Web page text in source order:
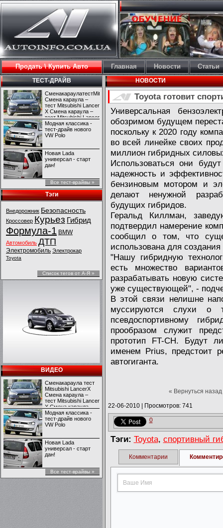
Продать \ Купить Авто Главная Новости Статьи
ТЕСТ-ДРАЙВ
СменакараулатестMitsubishiLancerX
Смена караула –
тест Mitsubishi Lancer
X Смена караула –
тест Mitsubishi Lancer
X
Модная классика -
тест-драйв нового
VW Polo
Новая Lada
универсал - старт
дан!
Все тест-врайвы »
Тэги
Внедорожник Безопасность
Кроссовер Курьез Гибрид
Формула-1 BMW
Автомобиль ДТП
Электромобиль Электрокар
Toyota
Список тегов от А-Я »
ВИДЕО
Сменакараула тест
Mitsubishi LancerX
Смена караула –
тест Mitsubishi Lancer
X Смена караула –
тест Mitsubishi Lancer
X
Модная классика -
тест-драйв нового
VW Polo
Новая Lada
универсал - старт
дан!
Все тест-врайвы »
НОВОСТИ
Toyota готовит
Универсальная
обозримом будущем
поскольку к 2020 году
во всей линейке своих
миллион гибридных
Использоваться они
надежность и
бензиновым мотором и
делают ненужной
будущих гибридов.
Геральд Киллман,
подтвердил намерение
сообщил о том, что
использована для
"Нашу гибридную
есть множество
разрабатывать новую
уже существующей", -
В этой связи нелишне
муссируются слухи о
псевдоспортивному
прообразом служит
прототип FT-CH. Будут
именем Prius, предстоит
автогиганта.
« Вернуться назад
22-06-2010| Просмотров: 741
0
Тэги: Toyota, спортивный
Комментарии